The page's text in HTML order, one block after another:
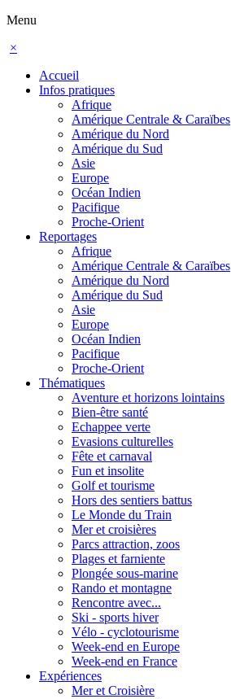
Menu
×
Accueil
Infos pratiques
Afrique
Amérique Centrale & Caraïbes
Amérique du Nord
Amérique du Sud
Asie
Europe
Océan Indien
Pacifique
Proche-Orient
Reportages
Afrique
Amérique Centrale & Caraïbes
Amérique du Nord
Amérique du Sud
Asie
Europe
Océan Indien
Pacifique
Proche-Orient
Thématiques
Aventure et horizons lointains
Bien-être santé
Echappee verte
Evasions culturelles
Fête et carnaval
Fun et insolite
Golf et tourisme
Hors des sentiers battus
Le Monde du Train
Mer et croisières
Parcs attraction, zoos
Plages et farniente
Plongée sous-marine
Rando et montagne
Rencontre avec...
Ski - sports hiver
Vélo - cyclotourisme
Week-end en Europe
Week-end en France
Expériences
Mer et Croisière